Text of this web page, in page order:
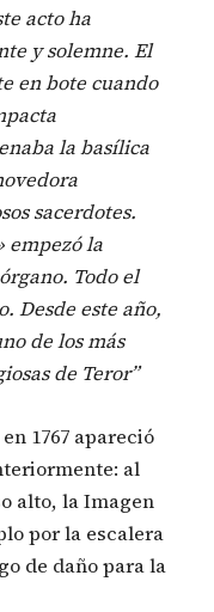
acto ha
y solemne. El
en bote cuando
la basílica
sacerdotes.
empezó la
Todo el
Desde este año,
de los más
de Teror”
1767 apareció
al
alto, la Imagen
por la escalera
de daño para la